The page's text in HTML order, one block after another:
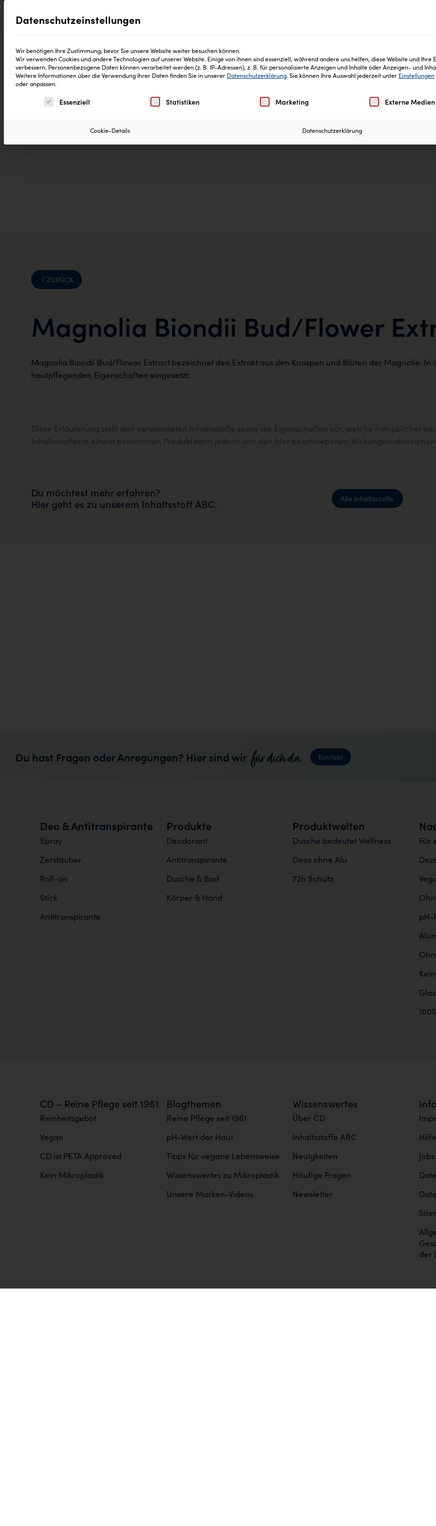
Produkte CD Reinheitsgebot Neuigkeiten Blog Inhaltsstoffe Häufige Fragen
ZURÜCK
Magnolia Biondii Bud/Flower
Magnolia Biondii Bud/Flower Extract bezeichnet den Extrakt aus den Knospen und Blüten der Magnolie.
hautpflegenden Eigenschaften eingesetzt.
Diese Erläuterung stellt den verwendeten Inhaltsstoffe sowie die Eigenschaften vor, welche ihm
Inhaltsstoffes in einem bestimmten Produkt kann jedoch von den hier beschriebenen Wirkungen
Du möchtest mehr erfahren?
Hier geht es zu unserem Inhaltsstoff ABC.
Alle Inhaltsstoffe
Du hast Fragen oder Anregungen? Hier sind wir für dich da. Kontakt
Deo & Antitranspirante
Spray
Zerstäuber
Roll-on
Stick
Antitranspirante
Produkte
Deodorant
Antitranspirante
Dusche & Bad
Körper & Hand
Produktwelten
Dusche bedeutet Wellness
Deos ohne Alu
72h Schutz
Für
pH-
CD – Reine Pflege seit 1961
Reinheitsgebot
Vegan
CD ist PETA Approved
Kein Mikroplastik
Blogthemen
Reine Pflege seit 1961
pH-Wert der Haut
Tipps für vegane Lebensweise
Wissenswertes zu Mikroplastik
Unsere Marken-Videos
Wissenswertes
Über CD
Inhaltsstoffe ABC
Neuigkeiten
Häufige Fragen
Newsletter
Jobs
der
Datenschutzeinstellungen
Wir benötigen Ihre Zustimmung, bevor Sie unsere Website weiter besuchen können.
Wir verwenden Cookies und andere Technologien auf unserer Website. Einige von ihnen sind essenziell, während andere uns helfen, diese Website und Ihre
verbessern. Personenbezogene Daten können verarbeitet werden (z. B. IP-Adressen), z. B. für personalisierte Anzeigen und Inhalte oder Anzeigen- und
Weitere Informationen über die Verwendung Ihrer Daten finden Sie in unserer Datenschutzerklärung. Sie können Ihre Auswahl jederzeit unter Einstellungen
oder anpassen.
Es folgt eine Liste der Service-Gruppen, für die eine Einwilligung erteilt werden kann. Die erste Service-
Essenziell Statistiken Marketing Externe Medien
Cookie-Details Datenschutzerklärung